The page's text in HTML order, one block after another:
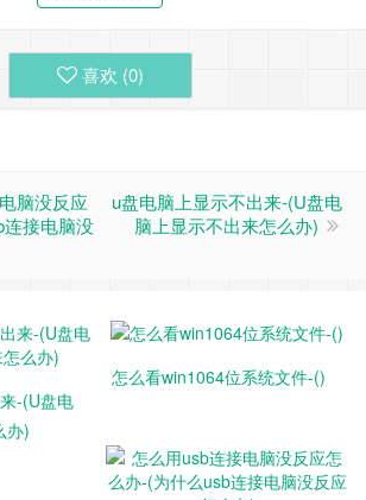
喜欢 (0)
脑没反应
接电脑没
u盘电脑上显示不出来-(U盘电
脑上显示不出来怎么办)
-(U盘电
办)
怎么看win1064位系统文件-()